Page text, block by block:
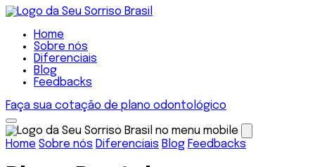
Home
Sobre nós
Diferenciais
Blog
Feedbacks
Faça sua cotação de plano odontológico
Home Sobre nós Diferenciais Blog Feedbacks